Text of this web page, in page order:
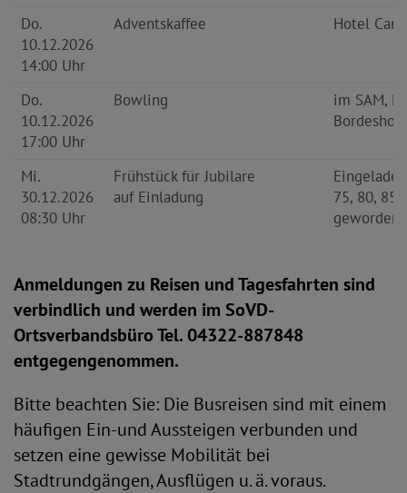
Do.
10.12.2026
14:00 Uhr
Adventskaffee Hotel
Do.
10.12.2026
17:00 Uhr
Bowling
im SAM,
Mi.
30.12.2026
08:30 Uhr
Frühstück für Jubilare
auf Einladung
75, 80,
geworden
Anmeldungen zu Reisen und Tagesfahrten sind
verbindlich und werden im SoVD-
Ortsverbandsbüro Tel. 04322-887848
entgegengenommen.
Bitte beachten Sie: Die Busreisen sind mit einem
häufigen Ein-und Aussteigen verbunden und
setzen eine gewisse Mobilität bei
Stadtrundgängen, Ausflügen u. ä. voraus.